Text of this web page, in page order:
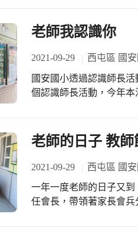
老師我認識你
2021-09-29 西屯區 國
國安國小透過認識師長
個認識師長活動，今年
老師的日子 教師
2021-09-29 西屯區 國
一年一度老師的日子又
任會長，帶領著家長會